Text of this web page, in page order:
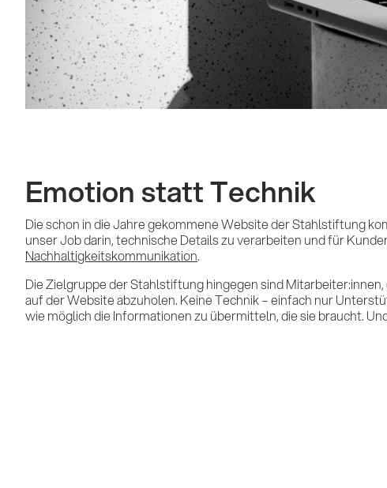
4060 Leonding
+43 (0)732 674041
office@conquest.at
Emotion statt Technik
Die schon in die Jahre gekommene Website der Stahlstiftung
unser Job darin, technische Details zu verarbeiten und für
Nachhaltigkeitskommunikation.
Die Zielgruppe der Stahlstiftung hingegen sind
auf der Website abzuholen. Keine Technik – einfach nur
wie möglich die Informationen zu übermitteln, die sie braucht.